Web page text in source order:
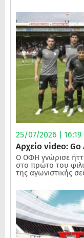
25/07/2026 | 16:19
Αρχείο video:
Ο ΟΦΗ γνώρισε
στο πρώτο του
της αγωνιστικής